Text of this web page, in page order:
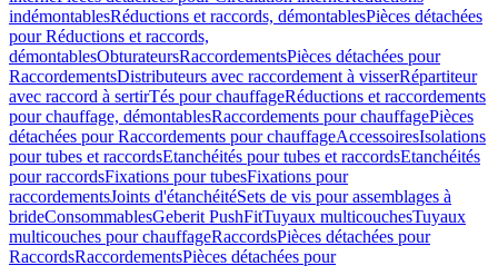
indémontablesRéductions et raccords, démontablesPièces détachées
pour Réductions et raccords,
démontablesObturateursRaccordementsPièces détachées pour
RaccordementsDistributeurs avec raccordement à visserRépartiteur
avec raccord à sertirTés pour chauffageRéductions et raccordements
pour chauffage, démontablesRaccordements pour chauffagePièces
détachées pour Raccordements pour chauffageAccessoiresIsolations
pour tubes et raccordsEtanchéités pour tubes et raccordsEtanchéités
pour raccordsFixations pour tubesFixations pour
raccordementsJoints d'étanchéitéSets de vis pour assemblages à
brideConsommablesGeberit PushFitTuyaux multicouchesTuyaux
multicouches pour chauffageRaccordsPièces détachées pour
RaccordsRaccordementsPièces détachées pour